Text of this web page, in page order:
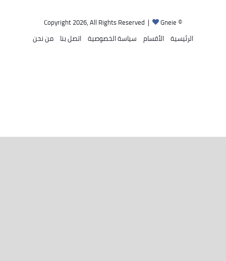
© Copyright 2026, All Rights Reserved |
Gneie
الرئيسية الأقسام سياسة الخصوصية اتصل بنا من نحن